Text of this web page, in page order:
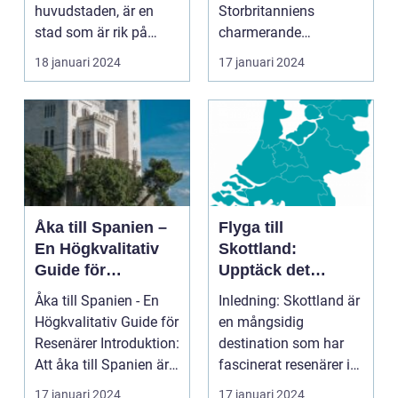
huvudstaden, är en
stad som är rik på
historia, kultur och
vackra sevärd...
18 januari 2024
Storbritanniens
charmerande
destinationer
Övergripande
introduktion ...
17 januari 2024
Åka till Spanien –
En Högkvalitativ
Guide för
Resenärer
Åka till Spanien - En
Högkvalitativ Guide för
Resenärer Introduktion:
Att åka till Spanien är
en dr...
17 januari 2024
Flyga till
Skottland:
Upptäck det
Fascinerande
Landet
Inledning: Skottland är
en mångsidig
destination som har
fascinerat resenärer i
århundraden. Med
17 januari 2024